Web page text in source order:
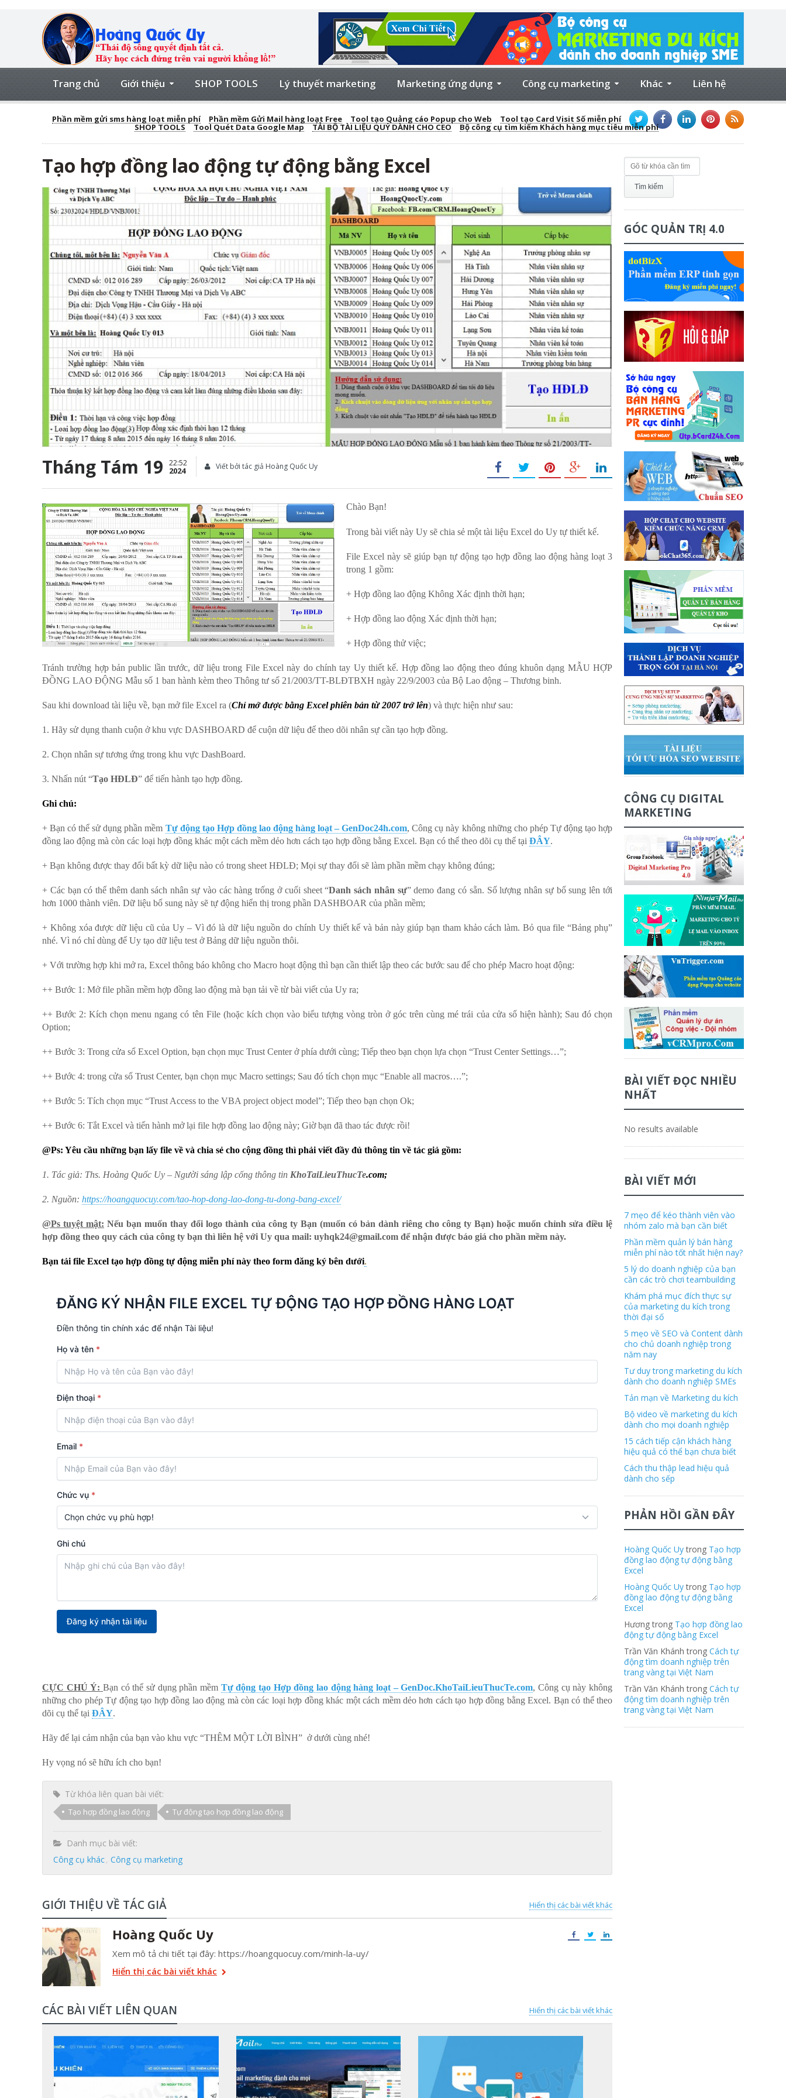
Trang chủ Giới thiệu SHOP TOOLS Lý thuyết marketing Marketing ứng dụng Công cụ marketing Khác Liên hệ
Phần mềm gửi sms hàng loạt miễn phí Phần mềm Gửi Mail hàng loạt Free Tool tạo Quảng cáo Popup cho Web Tool tạo Card Visit Số miễn phí
SHOP TOOLS Tool Quét Data Google Map TẢI BỘ TÀI LIỆU QUÝ DÀNH CHO CEO Bộ công cụ tìm kiếm Khách hàng mục tiêu miễn phí
Tạo hợp đồng lao động tự động bằng Excel
Tháng Tám 19 22:52
2024 Viết bởi tác giả Hoàng Quốc Uy
Chào Bạn!
Trong bài viết này Uy sẽ chia sẻ một tài liệu Excel do Uy tự thiết kế.
File Excel này sẽ giúp bạn tự động tạo hợp đồng lao động hàng loạt 3
trong 1 gồm:
+ Hợp đồng lao động Không Xác định thời hạn;
+ Hợp đồng lao động Xác định thời hạn;
+ Hợp đồng thử việc;
Tránh trường hợp bản public lần trước, dữ liệu trong File Excel này do chính tay Uy thiết kế. Hợp đồng lao động theo đúng khuôn dạng MẪU HỢP
ĐỒNG LAO ĐỘNG Mẫu số 1 ban hành kèm theo Thông tư số 21/2003/TT-BLĐTBXH ngày 22/9/2003 của Bộ Lao động – Thương binh.
Sau khi download tài liệu về, bạn mở file Excel ra (Chỉ mở được bằng Excel phiên bản từ 2007 trở lên) và thực hiện như sau:
1. Hãy sử dụng thanh cuộn ở khu vực DASHBOARD để cuộn dữ liệu để theo dõi nhân sự cần tạo hợp đồng.
2. Chọn nhân sự tương ứng trong khu vực DashBoard.
3. Nhấn nút “Tạo HĐLĐ” để tiến hành tạo hợp đồng.
Ghi chú:
+ Bạn có thể sử dụng phần mềm Tự động tạo Hợp đồng lao động hàng loạt – GenDoc24h.com, Công cụ này không những cho phép Tự động tạo hợp
đồng lao động mà còn các loại hợp đồng khác một cách mềm dẻo hơn cách tạo hợp đồng bằng Excel. Bạn có thể theo dõi cụ thể tại ĐÂY.
+ Bạn không được thay đổi bất kỳ dữ liệu nào có trong sheet HĐLĐ; Mọi sự thay đổi sẽ làm phần mềm chạy không đúng;
+ Các bạn có thể thêm danh sách nhân sự vào các hàng trống ở cuối sheet “Danh sách nhân sự” demo đang có sẵn. Số lượng nhân sự bổ sung lên tới
hơn 1000 thành viên. Dữ liệu bổ sung này sẽ tự động hiển thị trong phần DASHBOAR của phần mềm;
+ Không xóa được dữ liệu cũ của Uy – Vì đó là dữ liệu nguồn do chính Uy thiết kế và bản này giúp bạn tham khảo cách làm. Bỏ qua file “Bảng phụ”
nhé. Vì nó chỉ dùng để Uy tạo dữ liệu test ở Bảng dữ liệu nguồn thôi.
+ Với trường hợp khi mở ra, Excel thông báo không cho Macro hoạt động thì bạn cần thiết lập theo các bước sau để cho phép Macro hoạt động:
++ Bước 1: Mở file phần mềm hợp đồng lao động mà bạn tải về từ bài viết của Uy ra;
++ Bước 2: Kích chọn menu ngang có tên File (hoặc kích chọn vào biểu tượng vòng tròn ở góc trên cùng mé trái của cửa sổ hiện hành); Sau đó chọn
Option;
++ Bước 3: Trong cửa sổ Excel Option, bạn chọn mục Trust Center ở phía dưới cùng; Tiếp theo bạn chọn lựa chọn “Trust Center Settings…”;
++ Bước 4: trong cửa sổ Trust Center, bạn chọn mục Macro settings; Sau đó tích chọn mục “Enable all macros….”;
++ Bước 5: Tích chọn mục “Trust Access to the VBA project object model”; Tiếp theo bạn chọn Ok;
++ Bước 6: Tắt Excel và tiến hành mở lại file hợp đồng lao động này; Giờ bạn đã thao tác được rồi!
@Ps: Yêu cầu những bạn lấy file về và chia sẻ cho cộng đồng thì phải viết đầy đủ thông tin về tác giả gồm:
1. Tác giả: Ths. Hoàng Quốc Uy – Người sáng lập cổng thông tin KhoTaiLieuThucTe.com;
2. Nguồn: https://hoangquocuy.com/tao-hop-dong-lao-dong-tu-dong-bang-excel/
@Ps tuyệt mật: Nếu bạn muốn thay đổi logo thành của công ty Bạn (muốn có bản dành riêng cho công ty Bạn) hoặc muốn chỉnh sửa điều lệ
hợp đồng theo quy cách của công ty bạn thì liên hệ với Uy qua mail: uyhqk24@gmail.com để nhận được báo giá cho phần mềm này.
Bạn tải file Excel tạo hợp đồng tự động miễn phí này theo form đăng ký bên dưới.
CỰC CHÚ Ý: Bạn có thể sử dụng phần mềm Tự động tạo Hợp đồng lao động hàng loạt – GenDoc.KhoTaiLieuThucTe.com, Công cụ này không
những cho phép Tự động tạo hợp đồng lao động mà còn các loại hợp đồng khác một cách mềm dẻo hơn cách tạo hợp đồng bằng Excel. Bạn có thể theo
dõi cụ thể tại ĐÂY.
Hãy để lại cảm nhận của bạn vào khu vực “THÊM MỘT LỜI BÌNH” ở dưới cùng nhé!
Hy vọng nó sẽ hữu ích cho bạn!
Từ khóa liên quan bài viết:
Tạo hợp đồng lao động Tự động tạo hợp đồng lao động
Danh mục bài viết:
Công cụ khác Công cụ marketing
Hiển thị các bài viết khác
GIỚI THIỆU VỀ TÁC GIẢ
Hoàng Quốc Uy
Xem mô tả chi tiết tại đây: https://hoangquocuy.com/minh-la-uy/
Hiển thị các bài viết khác
Hiển thị các bài viết khác
CÁC BÀI VIẾT LIÊN QUAN
GÓC QUẢN TRỊ 4.0
CÔNG CỤ DIGITAL
MARKETING
BÀI VIẾT ĐỌC NHIỀU
NHẤT
No results available
BÀI VIẾT MỚI
7 mẹo để kéo thành viên vào
nhóm zalo mà bạn cần biết
Phần mềm quản lý bán hàng
miễn phí nào tốt nhất hiện nay?
5 lý do doanh nghiệp của bạn
cần các trò chơi teambuilding
Khám phá mục đích thực sự
của marketing du kích trong
thời đại số
5 mẹo về SEO và Content dành
cho chủ doanh nghiệp trong
năm nay
Tư duy trong marketing du kích
dành cho doanh nghiệp SMEs
Tản mạn về Marketing du kích
Bộ video về marketing du kích
dành cho mọi doanh nghiệp
15 cách tiếp cận khách hàng
hiệu quả có thể bạn chưa biết
Cách thu thập lead hiệu quả
dành cho sếp
PHẢN HỒI GẦN ĐÂY
Hoàng Quốc Uytrong Tạo hợp
đồng lao động tự động bằng
Excel
Hoàng Quốc Uytrong Tạo hợp
đồng lao động tự động bằng
Excel
Hương trong Tạo hợp đồng lao
động tự động bằng Excel
Trần Văn Khánh trong Cách tự
động tìm doanh nghiệp trên
trang vàng tại Việt Nam
Trần Văn Khánh trong Cách tự
động tìm doanh nghiệp trên
trang vàng tại Việt Nam